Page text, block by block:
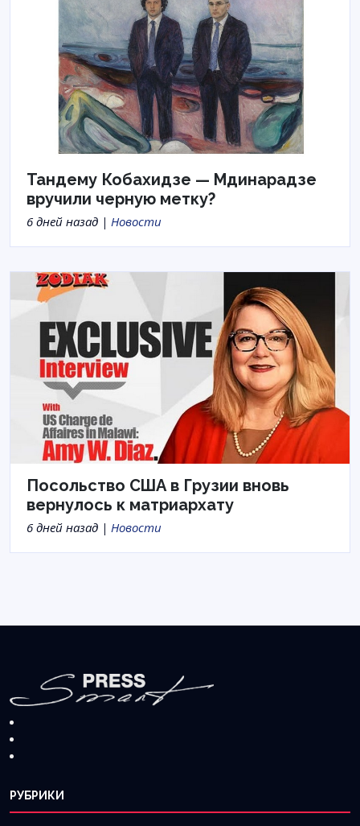
Тандему Кобахидзе — Мдинарадзе
вручили черную метку?
6 дней назад | Новости
Посольство США в Грузии вновь
вернулось к матриархату
6 дней назад | Новости
РУБРИКИ